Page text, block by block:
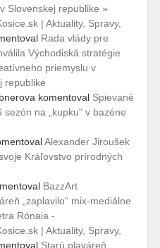
Slovenskej republike »
| Aktuality, Spravy,
Rada vlády pre
Východiská stratégie
priemyslu v
republike
komentoval Spievané
sezón na „kupku“ v bazéne
Alexander Jiroušek
Kráľovstvo prírodných
BazzArt
„zaplavilo“ mix-mediálne
Rónaia -
| Aktuality, Spravy,
Starú plaváreň